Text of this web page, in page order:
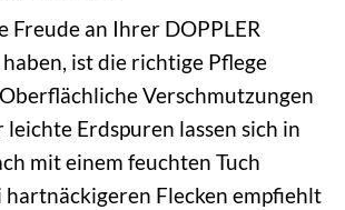
Freude an Ihrer DOPPLER
ist die richtige Pflege
Verschmutzungen
Erdspuren lassen sich in
mit einem feuchten Tuch
hartnäckigeren Flecken empfiehlt